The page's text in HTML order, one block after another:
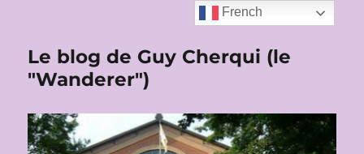
Le blog de Guy Cherqui (le
"Wanderer")
French